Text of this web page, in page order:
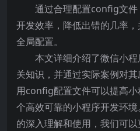
通过合理配置config文
开发效率，降低出错的几率
全局配置。
本文详细介绍了微信小
关知识，并通过实际案例对
用config配置文件可以提高
个高效可靠的小程序开发环
的深入理解和使用，我们可